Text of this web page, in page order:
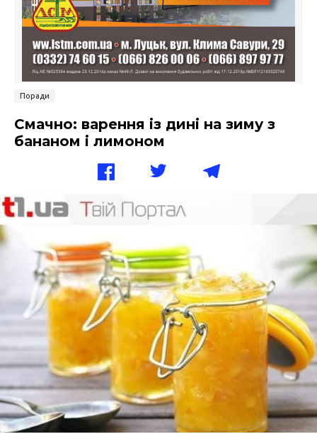
Поради
Смачно: варення із дині на зиму з
бананом і лимоном